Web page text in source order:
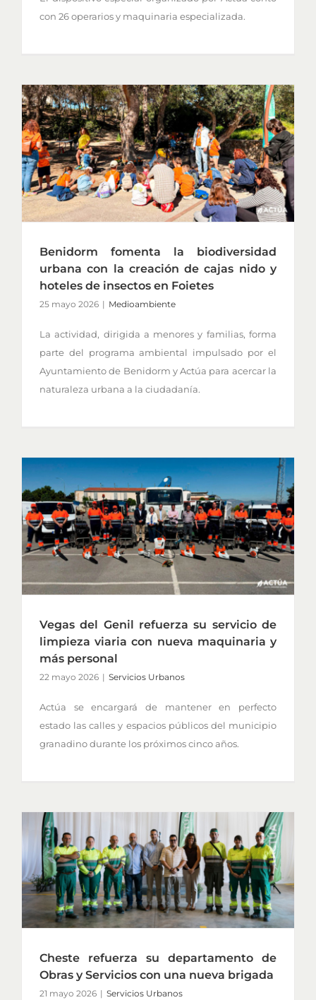
con 26 operarios y maquinaria especializada.
Benidorm fomenta la biodiversidad
urbana con la creación de cajas nido y
hoteles de insectos en Foietes
25 mayo 2026 | Medioambiente
La actividad, dirigida a menores y familias, forma
parte del programa ambiental impulsado por el
Ayuntamiento de Benidorm y Actúa para acercar la
naturaleza urbana a la ciudadanía.
Vegas del Genil refuerza su servicio de
limpieza viaria con nueva maquinaria y
más personal
22 mayo 2026 | Servicios Urbanos
Actúa se encargará de mantener en perfecto
estado las calles y espacios públicos del municipio
granadino durante los próximos cinco años.
Cheste refuerza su departamento de
Obras y Servicios con una nueva brigada
21 mayo 2026 | Servicios Urbanos